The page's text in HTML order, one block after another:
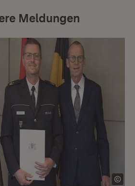
Meldungen